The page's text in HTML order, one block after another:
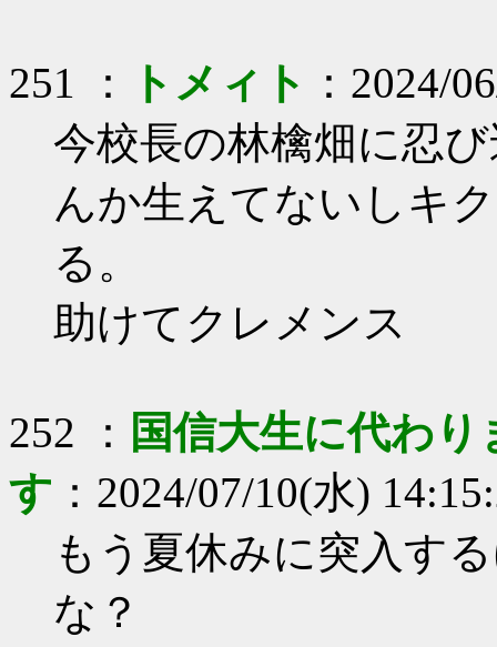
251 ： トメィト ：2024/
今校長の林檎畑に忍
んか生えてないしキ
る。
助けてクレメンス
252 ： 国信大生に代わ
す ：2024/07/10(水)
もう夏休みに突入す
な？